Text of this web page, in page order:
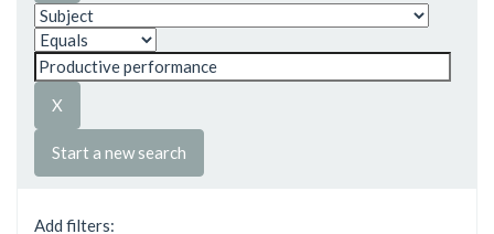
Start a new search
Add filters: